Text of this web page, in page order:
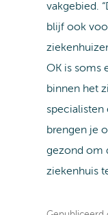
vakgebied.
blijf ook
OK is soms
binnen het
specialisten
brengen je
gezond om
ziekenhuis